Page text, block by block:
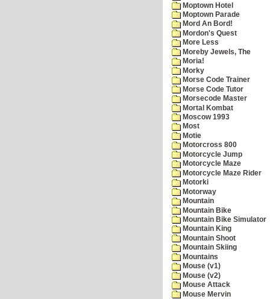
Moptown Hotel
Moptown Parade
Mord An Bord!
Mordon's Quest
More Less
Moreby Jewels, The
Moria!
Morky
Morse Code Trainer
Morse Code Tutor
Morsecode Master
Mortal Kombat
Moscow 1993
Most
Motie
Motorcross 800
Motorcycle Jump
Motorcycle Maze
Motorcycle Maze Rider
Motorki
Motorway
Mountain
Mountain Bike
Mountain Bike Simulator
Mountain King
Mountain Shoot
Mountain Skiing
Mountains
Mouse (v1)
Mouse (v2)
Mouse Attack
Mouse Mervin